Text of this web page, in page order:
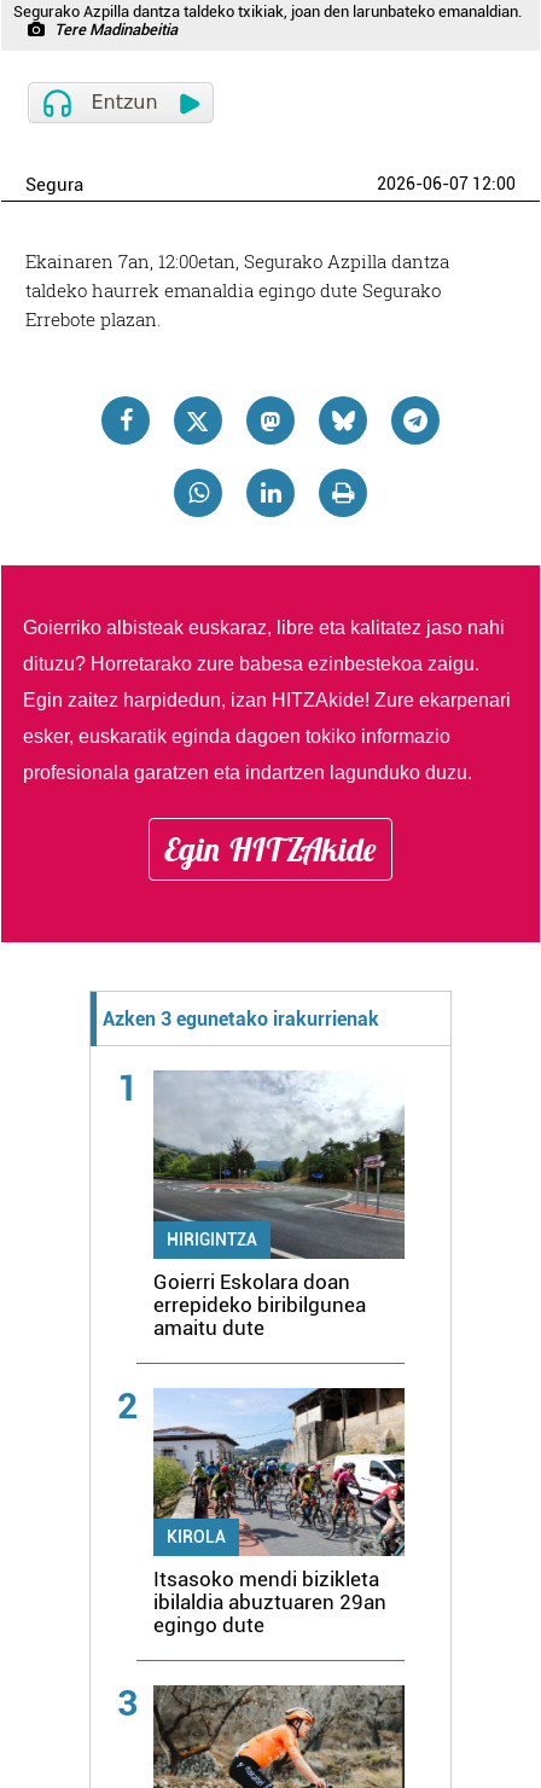
Segurako Azpilla dantza taldeko txikiak, joan den larunbateko emanaldian.
Tere Madinabeitia
Segura 2026-06-07 12:00
Ekainaren 7an, 12:00etan, Segurako Azpilla dantza
taldeko haurrek emanaldia egingo dute Segurako
Errebote plazan.
Goierriko albisteak euskaraz, libre eta kalitatez jaso nahi
dituzu? Horretarako zure babesa ezinbestekoa zaigu.
Egin zaitez harpidedun, izan HITZAkide!Zure ekarpenari
esker, euskaratik eginda dagoen tokiko informazio
profesionala garatzen eta indartzen lagunduko duzu.
Egin HITZAkide
Azken 3 egunetako irakurrienak
1
HIRIGINTZA
Goierri Eskolara doan
errepideko biribilgunea
amaitu dute
2
KIROLA
Itsasoko mendi bizikleta
ibilaldia abuztuaren 29an
egingo dute
3